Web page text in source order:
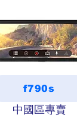
f790s
中國區專賣